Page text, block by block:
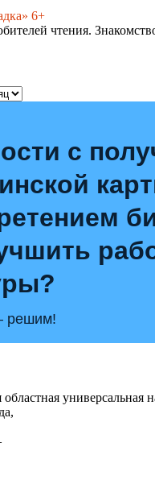
6+
чтения.
с
решим!
универсальная